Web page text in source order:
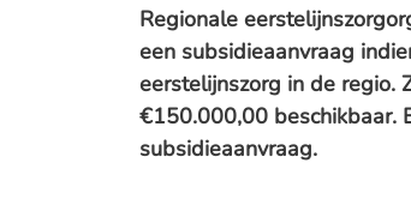
Regionale
een subsidieaanvraag
eerstelijnszorg in de regio.
€150.000,00 beschikbaar.
subsidieaanvraag.